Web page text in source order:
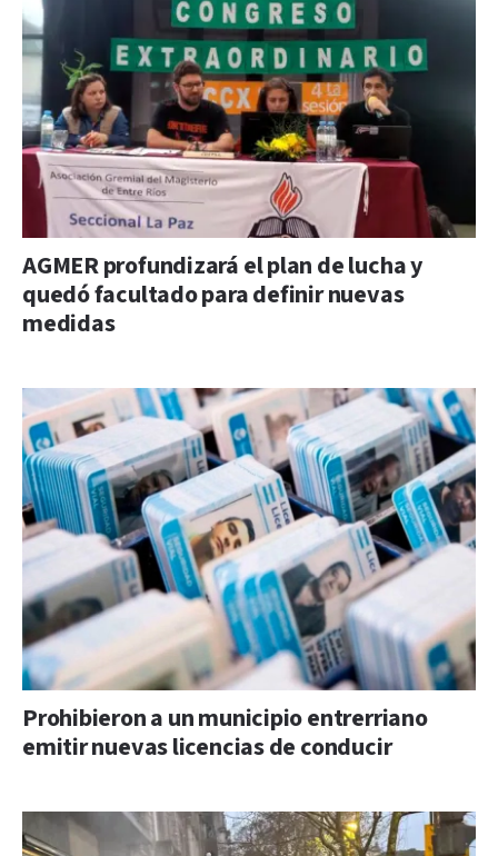
AGMER profundizará el plan de lucha y
quedó facultado para definir nuevas
medidas
Prohibieron a un municipio entrerriano
emitir nuevas licencias de conducir